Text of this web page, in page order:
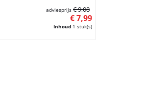
Inhoud 1 stuk(s)
€ 7,99
adviesprijs € 9,08